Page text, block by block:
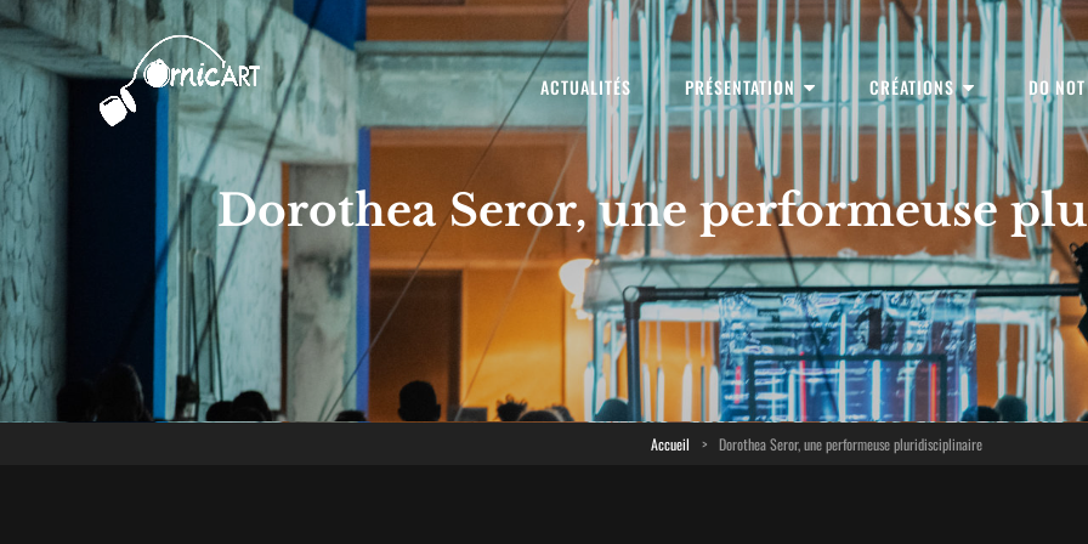
Ornic'Art
Collectif De Performeurs Indisciplinaires
ACTUALITÉS PRÉSENTATION CRÉATIONS DO
Dorothea Seror, une performeuse
Accueil > Dorothea Seror, une performeuse pluridisciplinaire